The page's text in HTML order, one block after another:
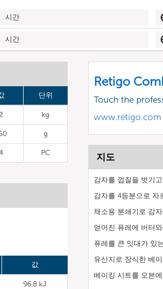
시간
시간
단위
kg
g
PC
값
96.8 kJ
Retigo
Touch the
www.retigo.com
지도
감자를 껍질을 벗기
감자를 4등분으로 자
채소용 분쇄기로 감
얻어진 퓨레에 버터
퓨레를 큰 잇대가 있
유산지로 장식한 베
베이킹 시트를 오븐